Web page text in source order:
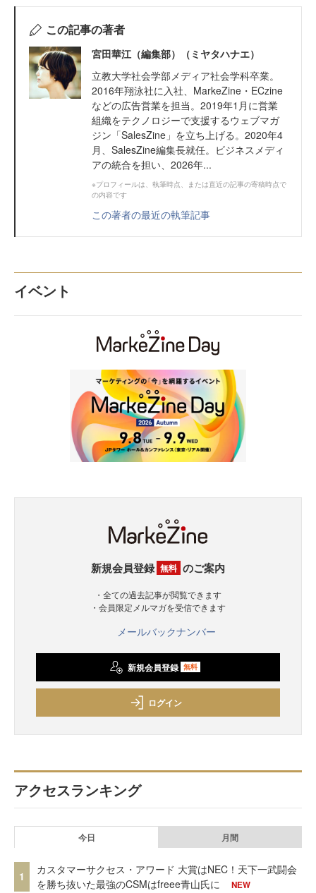
この記事の著者
宮田華江（編集部）（ミヤタハナエ）
立教大学社会学部メディア社会学科卒業。
2016年翔泳社に入社、MarkeZine・ECzine
などの広告営業を担当。2019年1月に営業
組織をテクノロジーで支援するウェブマガ
ジン「SalesZine」を立ち上げる。2020年4
月、SalesZine編集長就任。ビジネスメディ
アの統合を担い、2026年...
※プロフィールは、執筆時点、または直近の記事の寄稿時点で
の内容です
この著者の最近の執筆記事
イベント
新規会員登録 無料 のご案内
・全ての過去記事が閲覧できます
・会員限定メルマガを受信できます
メールバックナンバー
新規会員登録 無料
ログイン
アクセスランキング
今日 月間
1
カスタマーサクセス・アワード 大賞はNEC！天下一武闘会
を勝ち抜いた最強のCSMはfreee青山氏に
NEW